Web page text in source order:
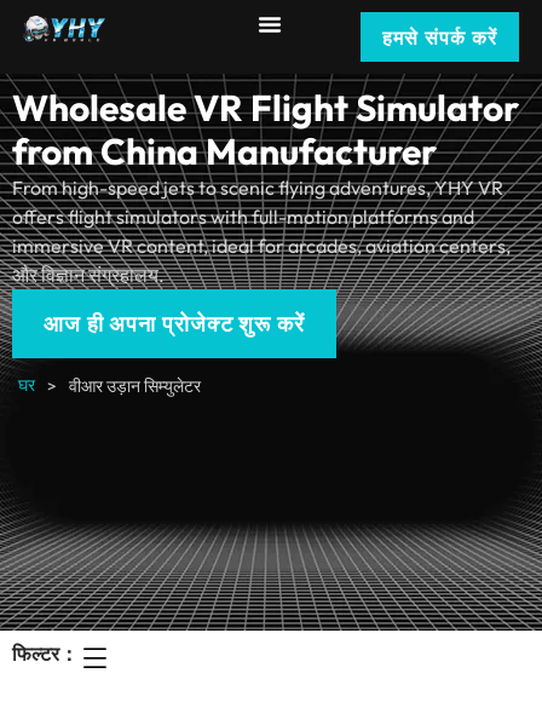
हमसे संपर्क करें
Wholesale VR Flight Simulator
from China Manufacturer
From high-speed jets to scenic flying adventures,YHY VR
offers flight simulators with full-motion platforms and
immersive VR content,ideal for arcades,aviation centers,
और विज्ञान संग्रहालय.
आज ही अपना प्रोजेक्ट शुरू करें
घर > वीआर उड़ान सिम्युलेटर
फिल्टर：